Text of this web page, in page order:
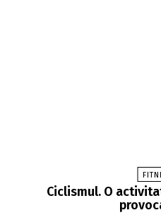
Ciclismul. O